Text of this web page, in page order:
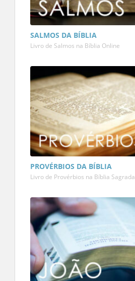
SALMOS DA BÍBLIA
Livro de Salmos na Bíblia Online
PROVÉRBIOS DA BÍBLIA
Livro de Provérbios na Bíblia Sagrada